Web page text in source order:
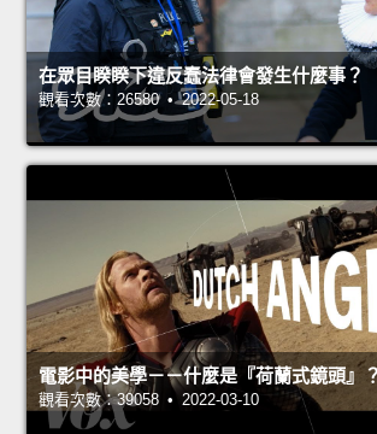
在眾目睽睽下違反蠢法律會發生什麼事？
觀看次數：26580 • 2022-05-18
電影中的美學－－什麼是『荷蘭式鏡頭』？
觀看次數：39058 • 2022-03-10